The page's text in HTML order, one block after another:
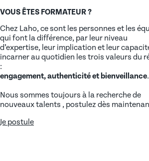
VOUS ÊTES FORMATEUR ?
Chez Laho, ce sont les personnes et les
qui font la différence, par leur niveau
d’expertise, leur implication et leur
incarner au quotidien les trois valeurs du
:
engagement, authenticité et bienveillance.
Nous sommes toujours à la recherche de
nouveaux talents , postulez dès
Je postule